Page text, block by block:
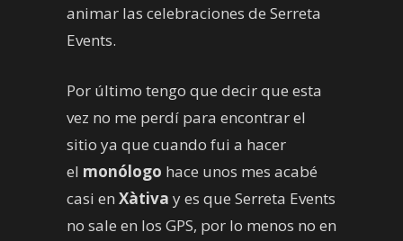
animar las celebraciones de Serreta
Events.
Por último tengo que decir que esta
vez no me perdí para encontrar el
sitio ya que cuando fui a hacer
el monólogo hace unos mes acabé
casi en Xàtiva y es que Serreta Events
no sale en los GPS, por lo menos no en